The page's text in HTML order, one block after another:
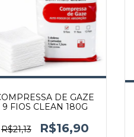
DE GAZE
9 FIOS CLEAN 180G
R$21,13 R$16,90